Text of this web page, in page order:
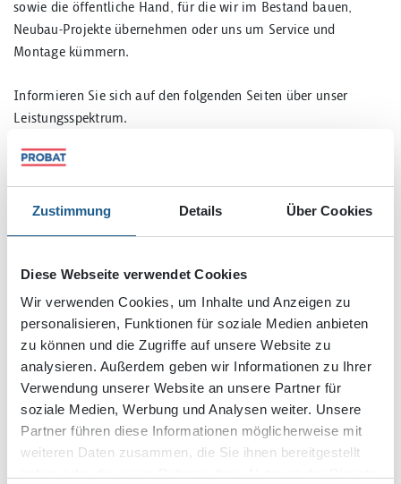
Zustimmung Details Über Cookies
Diese Webseite verwendet Cookies
Wir verwenden Cookies, um Inhalte und Anzeigen zu
personalisieren, Funktionen für soziale Medien anbieten
zu können und die Zugriffe auf unsere Website zu
analysieren. Außerdem geben wir Informationen zu Ihrer
Verwendung unserer Website an unsere Partner für
soziale Medien, Werbung und Analysen weiter. Unsere
Partner führen diese Informationen möglicherweise mit
weiteren Daten zusammen, die Sie ihnen bereitgestellt
sowie die öffentliche Hand, für die wir im Bestand bauen,
Neubau-Projekte übernehmen oder uns um Service und
Montage kümmern.
Informieren Sie sich auf den folgenden Seiten über unser
Leistungsspektrum.
Unsere Leistungen als Bauunternehmen:
Bauen im Bestand
Trockenbau
Bauelemente